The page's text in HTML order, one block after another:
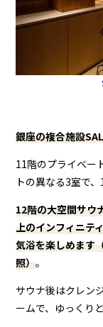
銀座の複合施設
11階のプライベー
トの異なる3室で
12階の大空間サウ
上のインフィニテ
気浴を楽しめます
照）。
サウナ後はクレン
ームで、ゆっくり